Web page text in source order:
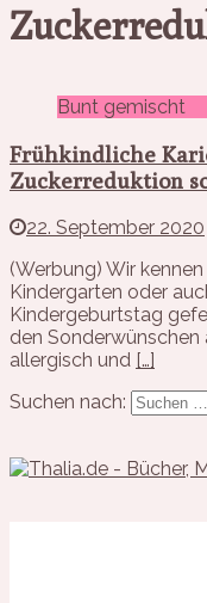
Bunt gemischt
Frühkindliche
Zuckerreduktion
22. September 2020
(Werbung) Wir
Kindergarten oder
Kindergeburtstag
den Sonderwünschen
allergisch und […]
Suchen nach: